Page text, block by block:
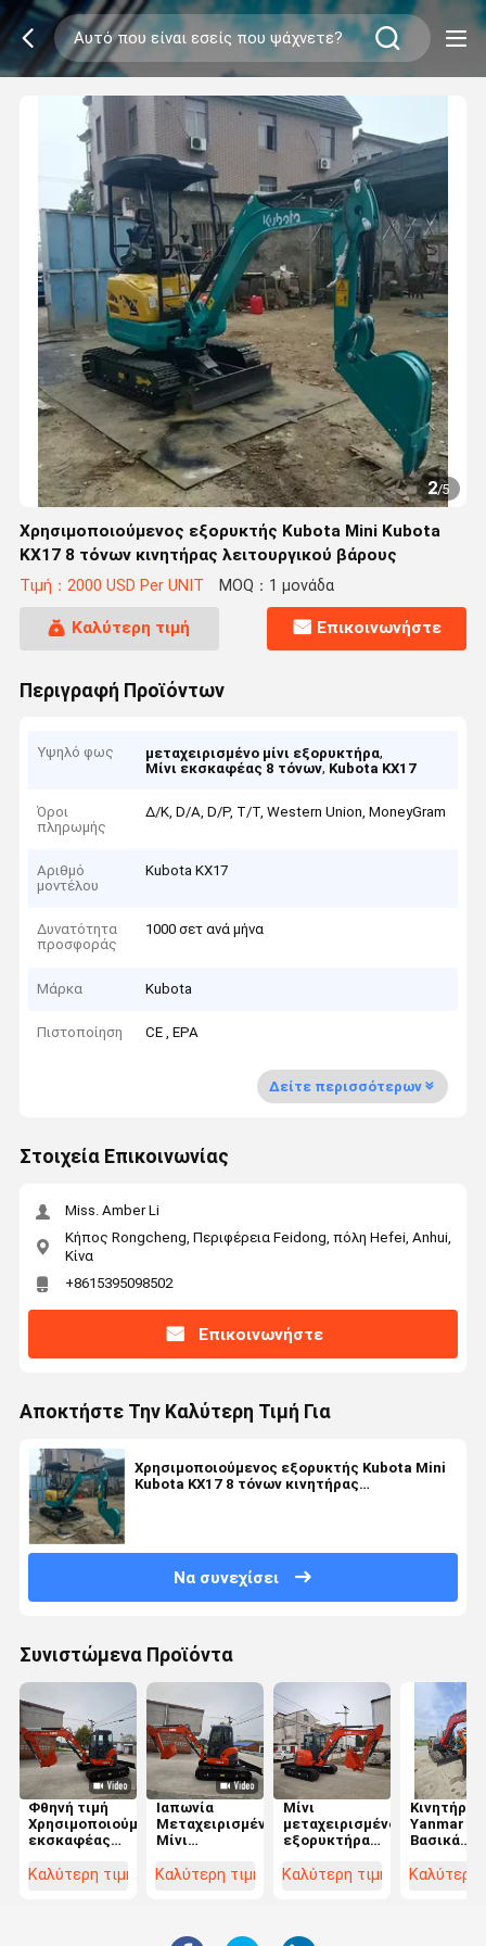
2/5
Χρησιμοποιούμενος εξορυκτής Kubota Mini Kubota
KX17 8 τόνων κινητήρας λειτουργικού βάρους
Τιμή：2000 USD Per UNIT MOQ：1 μονάδα
Καλύτερη τιμή Επικοινωνήστε
Περιγραφή Προϊόντων
Υψηλό φως μεταχειρισμένο μίνι εξορυκτήρα,
Μίνι εκσκαφέας 8 τόνων, Kubota KX17
Όροι
πληρωμής
Δ/Κ, D/Α, D/P, T/T, Western Union, MoneyGram
Αριθμό
μοντέλου
Kubota KX17
Δυνατότητα
προσφοράς
1000 σετ ανά μήνα
Μάρκα Kubota
Πιστοποίηση CE , EPA
Δείτε περισσότερων
Στοιχεία Επικοινωνίας
Miss. Amber Li
Κήπος Rongcheng, Περιφέρεια Feidong, πόλη Hefei, Anhui,
Κίνα
+8615395098502
Επικοινωνήστε
Αποκτήστε Την Καλύτερη Τιμή Για
Χρησιμοποιούμενος εξορυκτής Kubota Mini
Kubota KX17 8 τόνων κινητήρας
Να συνεχίσει
Συνιστώμενα Προϊόντα
Φθηνή τιμή
Χρησιμοποιούμενη
εκσκαφέας
Μικρός
Καλύτερη τιμή
Ιαπωνία
Μεταχειρισμένο
Μίνι
5,5 Τόνων
Εκσκαφέας
Καλύτερη τιμή
Μίνι
μεταχειρισμένο
εξορυκτήρα
Kubota 5,5
Καλύτερη τιμή
Κινητήρας
Yanmar -
Βασικά
Καλύτερη